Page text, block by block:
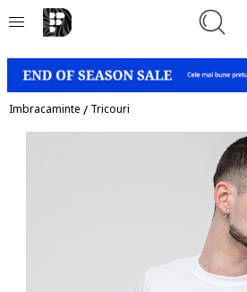
Imbracaminte / Tricouri